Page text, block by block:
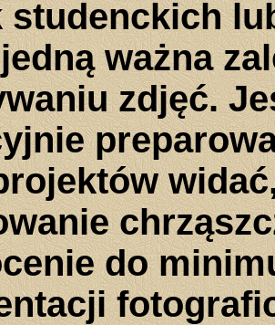
studenckich
ważna
zdjęć.
do